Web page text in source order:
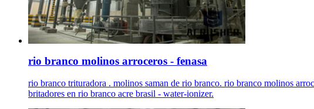
rio branco molinos arroceros - fenasa
rio branco trituradora . molinos saman de rio branco. rio branco molinos
britadores en rio branco acre brasil - water-ionizer.